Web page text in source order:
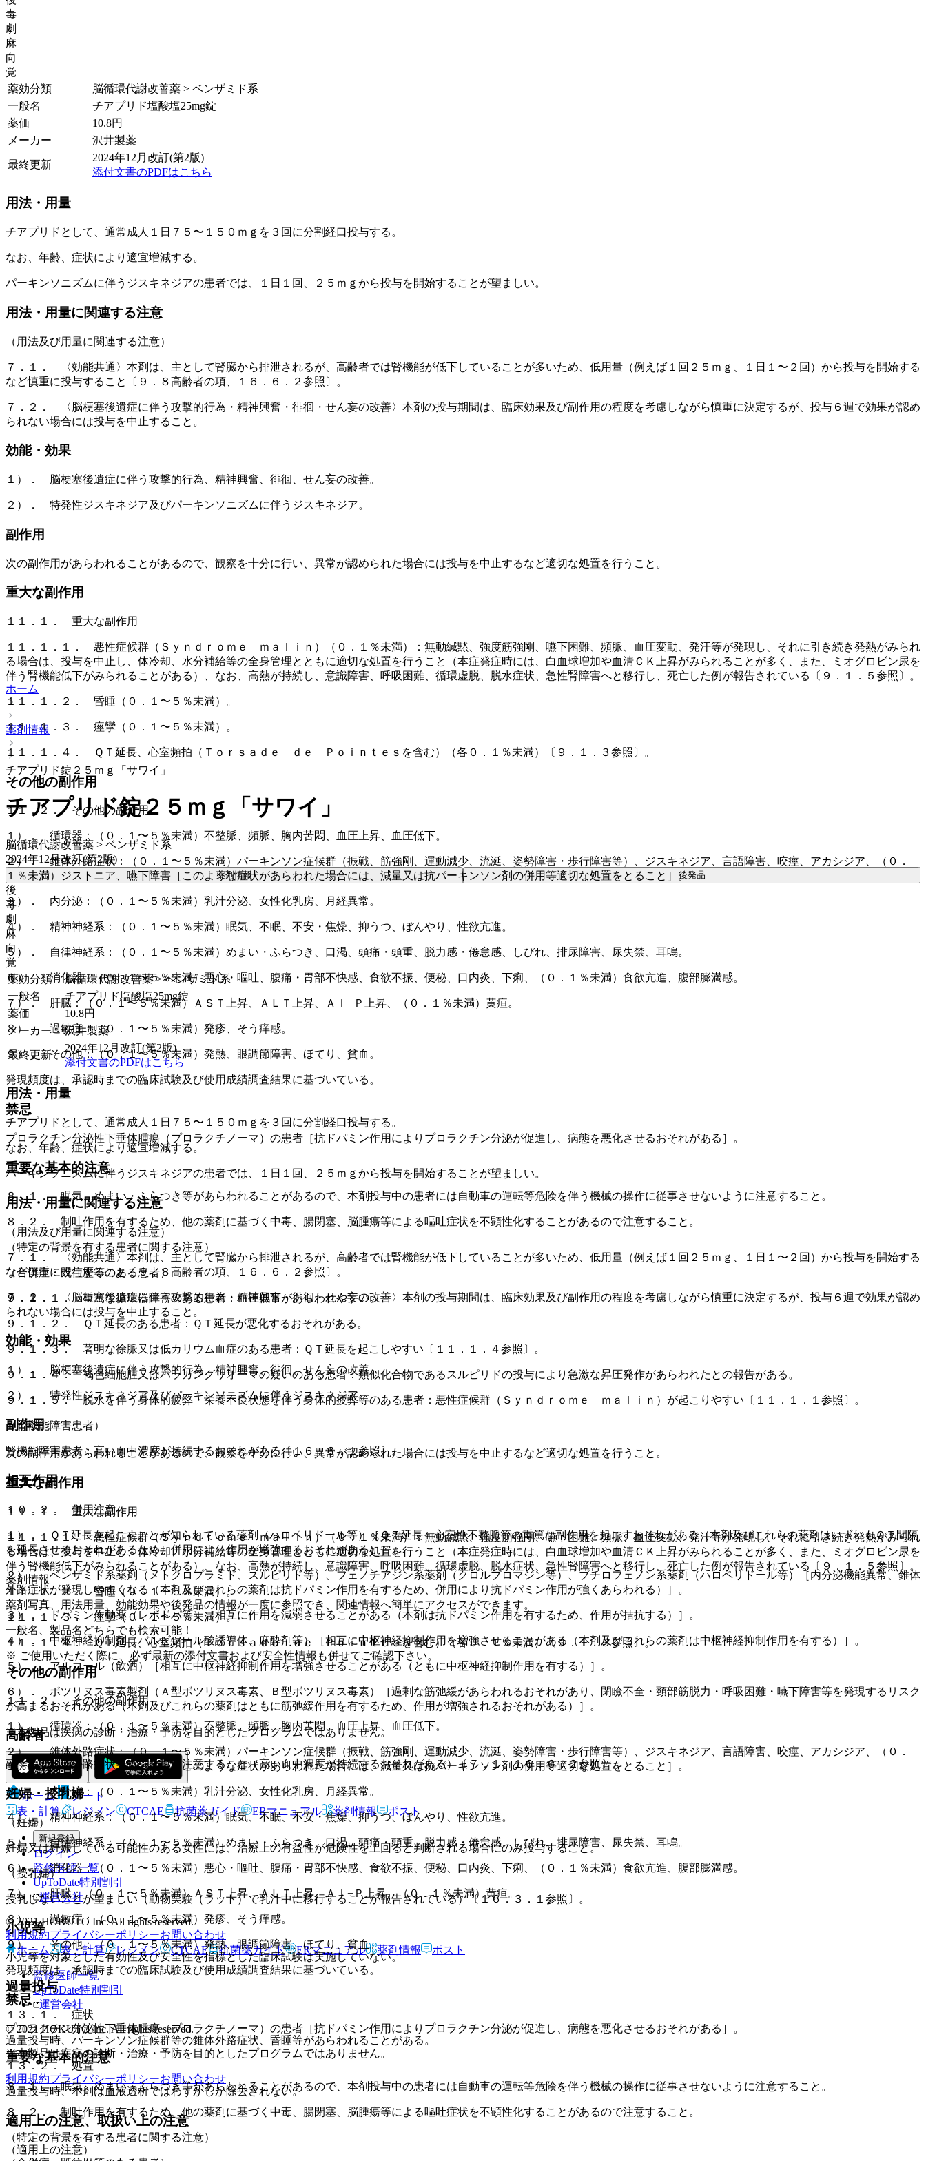
毒
劇
麻
向
覚
薬効分類
脳循環代謝改善薬 > ベンザミド系
一般名
チアプリド塩酸塩25mg錠
薬価
10.8円
メーカー
沢井製薬
最終更新
2024年12月改訂(第2版)
添付文書のPDFはこちら
用法・用量
チアプリドとして、通常成人１日７５〜１５０ｍｇを３回に分割経口投与する。
なお、年齢、症状により適宜増減する。
パーキンソニズムに伴うジスキネジアの患者では、１日１回、２５ｍｇから投与を開始することが望ましい。
用法・用量に関連する注意
（用法及び用量に関連する注意）
７．１． 〈効能共通〉本剤は、主として腎臓から排泄されるが、高齢者では腎機能が低下していることが多いため、低用量（例えば１回２５ｍｇ、１日１〜２回）から投与を開始する
など慎重に投与すること〔９．８高齢者の項、１６．６．２参照〕。
７．２． 〈脳梗塞後遺症に伴う攻撃的行為・精神興奮・徘徊・せん妄の改善〉本剤の投与期間は、臨床効果及び副作用の程度を考慮しながら慎重に決定するが、投与６週で効果が認め
られない場合には投与を中止すること。
効能・効果
１）． 脳梗塞後遺症に伴う攻撃的行為、精神興奮、徘徊、せん妄の改善。
２）． 特発性ジスキネジア及びパーキンソニズムに伴うジスキネジア。
副作用
次の副作用があらわれることがあるので、観察を十分に行い、異常が認められた場合には投与を中止するなど適切な処置を行うこと。
重大な副作用
１１．１． 重大な副作用
１１．１．１． 悪性症候群（Ｓｙｎｄｒｏｍｅ ｍａｌｉｎ）（０．１％未満）：無動緘黙、強度筋強剛、嚥下困難、頻脈、血圧変動、発汗等が発現し、それに引き続き発熱がみられ
る場合は、投与を中止し、体冷却、水分補給等の全身管理とともに適切な処置を行うこと（本症発症時には、白血球増加や血清ＣＫ上昇がみられることが多く、また、ミオグロビン尿を
伴う腎機能低下がみられることがある）、なお、高熱が持続し、意識障害、呼吸困難、循環虚脱、脱水症状、急性腎障害へと移行し、死亡した例が報告されている〔９．１．５参照〕。
１１．１．２． 昏睡（０．１〜５％未満）。
１１．１．３． 痙攣（０．１〜５％未満）。
１１．１．４． ＱＴ延長、心室頻拍（Ｔｏｒｓａｄｅ ｄｅ Ｐｏｉｎｔｅｓを含む）（各０．１％未満）〔９．１．３参照〕。
その他の副作用
１１．２． その他の副作用
１）． 循環器：（０．１〜５％未満）不整脈、頻脈、胸内苦悶、血圧上昇、血圧低下。
２）． 錐体外路症状：（０．１〜５％未満）パーキンソン症候群（振戦、筋強剛、運動減少、流涎、姿勢障害・歩行障害等）、ジスキネジア、言語障害、咬痙、アカシジア、（０．
１％未満）ジストニア、嚥下障害［このような症状があらわれた場合には、減量又は抗パーキンソン剤の併用等適切な処置をとること］。
３）． 内分泌：（０．１〜５％未満）乳汁分泌、女性化乳房、月経異常。
４）． 精神神経系：（０．１〜５％未満）眠気、不眠、不安・焦燥、抑うつ、ぼんやり、性欲亢進。
５）． 自律神経系：（０．１〜５％未満）めまい・ふらつき、口渇、頭痛・頭重、脱力感・倦怠感、しびれ、排尿障害、尿失禁、耳鳴。
６）． 消化器：（０．１〜５％未満）悪心・嘔吐、腹痛・胃部不快感、食欲不振、便秘、口内炎、下痢、（０．１％未満）食欲亢進、腹部膨満感。
７）． 肝臓：（０．１〜５％未満）ＡＳＴ上昇、ＡＬＴ上昇、Ａｌ−Ｐ上昇、（０．１％未満）黄疸。
８）． 過敏症：（０．１〜５％未満）発疹、そう痒感。
９）． その他：（０．１〜５％未満）発熱、眼調節障害、ほてり、貧血。
発現頻度は、承認時までの臨床試験及び使用成績調査結果に基づいている。
禁忌
プロラクチン分泌性下垂体腫瘍（プロラクチノーマ）の患者［抗ドパミン作用によりプロラクチン分泌が促進し、病態を悪化させるおそれがある］。
重要な基本的注意
８．１． 眠気、めまい・ふらつき等があらわれることがあるので、本剤投与中の患者には自動車の運転等危険を伴う機械の操作に従事させないように注意すること。
８．２． 制吐作用を有するため、他の薬剤に基づく中毒、腸閉塞、脳腫瘍等による嘔吐症状を不顕性化することがあるので注意すること。
（特定の背景を有する患者に関する注意）
（合併症・既往歴等のある患者）
９．１．１． 重篤な循環器障害のある患者：血圧低下があらわれやすい。
９．１．２． ＱＴ延長のある患者：ＱＴ延長が悪化するおそれがある。
９．１．３． 著明な徐脈又は低カリウム血症のある患者：ＱＴ延長を起こしやすい〔１１．１．４参照〕。
９．１．４． 褐色細胞腫又はパラガングリオーマの疑いのある患者：類似化合物であるスルピリドの投与により急激な昇圧発作があらわれたとの報告がある。
９．１．５． 脱水を伴う身体的疲弊・栄養不良状態を伴う身体的疲弊等のある患者：悪性症候群（Ｓｙｎｄｒｏｍｅ ｍａｌｉｎ）が起こりやすい〔１１．１．１参照〕。
（腎機能障害患者）
腎機能障害患者：高い血中濃度が持続するおそれがある〔１６．６．１参照〕。
相互作用
１０．２． 併用注意：
１）． ＱＴ延長を起こすことが知られている薬剤（ハロペリドール等）［ＱＴ延長・心室性不整脈等の重篤な副作用を起こすおそれがある（本剤及びこれらの薬剤はいずれもＱＴ間隔
を延長させるおそれがあるため、併用により作用が増強するおそれがある）］。
２）． ベンザミド系薬剤（メトクロプラミド、スルピリド等）、フェノチアジン系薬剤（クロルプロマジン等）、ブチロフェノン系薬剤（ハロペリドール等）［内分泌機能異常、錐体
外路症状が発現しやすくなる（本剤及びこれらの薬剤は抗ドパミン作用を有するため、併用により抗ドパミン作用が強くあらわれる）］。
３）． ドパミン作動薬（レボドパ等）［相互に作用を減弱させることがある（本剤は抗ドパミン作用を有するため、作用が拮抗する）］。
４）． 中枢神経抑制剤（バルビツール酸誘導体、麻酔剤等）［相互に中枢神経抑制作用を増強させることがある（本剤及びこれらの薬剤は中枢神経抑制作用を有する）］。
５）． アルコール（飲酒）［相互に中枢神経抑制作用を増強させることがある（ともに中枢神経抑制作用を有する）］。
６）． ボツリヌス毒素製剤（Ａ型ボツリヌス毒素、Ｂ型ボツリヌス毒素）［過剰な筋弛緩があらわれるおそれがあり、閉瞼不全・頸部筋脱力・呼吸困難・嚥下障害等を発現するリスク
が高まるおそれがある（本剤及びこれらの薬剤はともに筋弛緩作用を有するため、作用が増強されるおそれがある）］。
高齢者
副作用（錐体外路症状等）の発現に注意すること（高い血中濃度が持続するおそれがある）〔７．１、１６．６．２参照〕。
妊婦・授乳婦
（妊婦）
妊婦又は妊娠している可能性のある女性には、治療上の有益性が危険性を上回ると判断される場合にのみ投与すること。
（授乳婦）
授乳しないことが望ましい（動物実験（ラット）で乳汁中に移行することが報告されている）〔１６．３．１参照〕。
小児等
小児等を対象とした有効性及び安全性を指標とした臨床試験は実施していない。
過量投与
１３．１． 症状
過量投与時、パーキンソン症候群等の錐体外路症状、昏睡等があらわれることがある。
１３．２． 処置
過量投与時、本剤は血液透析ではわずかしか除去されない。
適用上の注意、取扱い上の注意
（適用上の注意）
ホーム
薬剤情報
チアプリド錠２５ｍｇ「サワイ」
チアプリド錠２５ｍｇ「サワイ」
脳循環代謝改善薬 > ベンザミド系
2024年12月改訂(第2版)
薬剤情報 後発品
後
毒
劇
麻
向
覚
薬効分類
脳循環代謝改善薬 > ベンザミド系
一般名
チアプリド塩酸塩25mg錠
薬価
10.8円
メーカー
沢井製薬
最終更新
2024年12月改訂(第2版)
添付文書のPDFはこちら
用法・用量
チアプリドとして、通常成人１日７５〜１５０ｍｇを３回に分割経口投与する。
なお、年齢、症状により適宜増減する。
パーキンソニズムに伴うジスキネジアの患者では、１日１回、２５ｍｇから投与を開始することが望ましい。
用法・用量に関連する注意
（用法及び用量に関連する注意）
７．１． 〈効能共通〉本剤は、主として腎臓から排泄されるが、高齢者では腎機能が低下していることが多いため、低用量（例えば１回２５ｍｇ、１日１〜２回）から投与を開始する
など慎重に投与すること〔９．８高齢者の項、１６．６．２参照〕。
７．２． 〈脳梗塞後遺症に伴う攻撃的行為・精神興奮・徘徊・せん妄の改善〉本剤の投与期間は、臨床効果及び副作用の程度を考慮しながら慎重に決定するが、投与６週で効果が認め
られない場合には投与を中止すること。
効能・効果
１）． 脳梗塞後遺症に伴う攻撃的行為、精神興奮、徘徊、せん妄の改善。
２）． 特発性ジスキネジア及びパーキンソニズムに伴うジスキネジア。
副作用
次の副作用があらわれることがあるので、観察を十分に行い、異常が認められた場合には投与を中止するなど適切な処置を行うこと。
重大な副作用
１１．１． 重大な副作用
１１．１．１． 悪性症候群（Ｓｙｎｄｒｏｍｅ ｍａｌｉｎ）（０．１％未満）：無動緘黙、強度筋強剛、嚥下困難、頻脈、血圧変動、発汗等が発現し、それに引き続き発熱がみられ
る場合は、投与を中止し、体冷却、水分補給等の全身管理とともに適切な処置を行うこと（本症発症時には、白血球増加や血清ＣＫ上昇がみられることが多く、また、ミオグロビン尿を
伴う腎機能低下がみられることがある）、なお、高熱が持続し、意識障害、呼吸困難、循環虚脱、脱水症状、急性腎障害へと移行し、死亡した例が報告されている〔９．１．５参照〕。
１１．１．２． 昏睡（０．１〜５％未満）。
１１．１．３． 痙攣（０．１〜５％未満）。
１１．１．４． ＱＴ延長、心室頻拍（Ｔｏｒｓａｄｅ ｄｅ Ｐｏｉｎｔｅｓを含む）（各０．１％未満）〔９．１．３参照〕。
その他の副作用
１１．２． その他の副作用
１）． 循環器：（０．１〜５％未満）不整脈、頻脈、胸内苦悶、血圧上昇、血圧低下。
２）． 錐体外路症状：（０．１〜５％未満）パーキンソン症候群（振戦、筋強剛、運動減少、流涎、姿勢障害・歩行障害等）、ジスキネジア、言語障害、咬痙、アカシジア、（０．
１％未満）ジストニア、嚥下障害［このような症状があらわれた場合には、減量又は抗パーキンソン剤の併用等適切な処置をとること］。
３）． 内分泌：（０．１〜５％未満）乳汁分泌、女性化乳房、月経異常。
４）． 精神神経系：（０．１〜５％未満）眠気、不眠、不安・焦燥、抑うつ、ぼんやり、性欲亢進。
５）． 自律神経系：（０．１〜５％未満）めまい・ふらつき、口渇、頭痛・頭重、脱力感・倦怠感、しびれ、排尿障害、尿失禁、耳鳴。
６）． 消化器：（０．１〜５％未満）悪心・嘔吐、腹痛・胃部不快感、食欲不振、便秘、口内炎、下痢、（０．１％未満）食欲亢進、腹部膨満感。
７）． 肝臓：（０．１〜５％未満）ＡＳＴ上昇、ＡＬＴ上昇、Ａｌ−Ｐ上昇、（０．１％未満）黄疸。
８）． 過敏症：（０．１〜５％未満）発疹、そう痒感。
９）． その他：（０．１〜５％未満）発熱、眼調節障害、ほてり、貧血。
発現頻度は、承認時までの臨床試験及び使用成績調査結果に基づいている。
禁忌
プロラクチン分泌性下垂体腫瘍（プロラクチノーマ）の患者［抗ドパミン作用によりプロラクチン分泌が促進し、病態を悪化させるおそれがある］。
重要な基本的注意
８．１． 眠気、めまい・ふらつき等があらわれることがあるので、本剤投与中の患者には自動車の運転等危険を伴う機械の操作に従事させないように注意すること。
８．２． 制吐作用を有するため、他の薬剤に基づく中毒、腸閉塞、脳腫瘍等による嘔吐症状を不顕性化することがあるので注意すること。
（特定の背景を有する患者に関する注意）
薬剤情報
薬剤写真、用法用量、効能効果や後発品の情報が一度に参照でき、関連情報へ簡単にアクセスができます。
一般名、製品名どちらでも検索可能！
※ ご使用いただく際に、必ず最新の添付文書および安全性情報も併せてご確認下さい。
※本製品は疾病の診断・治療・予防を目的としたプログラムではありません。
ホーム
ノート
表・計算
レジメン CTCAE 抗菌薬ガイド ERマニュアル 薬剤情報 ポスト
新規登録
ログイン
監修医師一覧
UpToDate特別割引
運営会社
© 2021 HOKUTO Inc. All rights reserved.
利用規約プライバシーポリシーお問い合わせ
ホーム
表・計算 レジメン CTCAE 抗菌薬ガイド ERマニュアル 薬剤情報 ポスト
監修医師一覧
UpToDate特別割引
運営会社
© 2021 HOKUTO Inc. All rights reserved.
※本製品は疾病の診断・治療・予防を目的としたプログラムではありません。
利用規約プライバシーポリシーお問い合わせ